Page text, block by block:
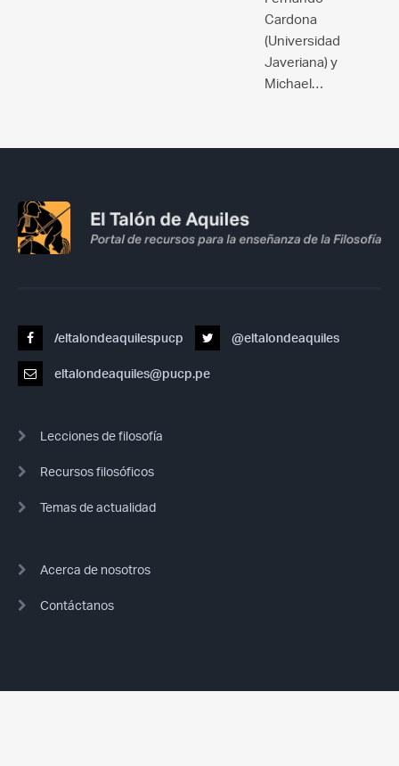
Cardona
(Universidad
Javeriana) y
Michael…
/eltalondeaquilespucp @eltalondeaquiles
eltalondeaquiles@pucp.pe
Lecciones de filosofía
Recursos filosóficos
Temas de actualidad
Acerca de nosotros
Contáctanos